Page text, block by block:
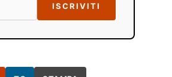
ISCRIVITI